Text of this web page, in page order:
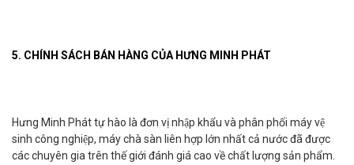
5. CHÍNH SÁCH BÁN HÀNG CỦA HƯNG MINH PHÁT
Hưng Minh Phát tự hào là đơn vị nhập khẩu và phân phối máy vệ
sinh công nghiệp, máy chà sàn liên hợp lớn nhất cả nước đã được
các chuyên gia trên thế giới đánh giá cao về chất lượng sản phẩm.